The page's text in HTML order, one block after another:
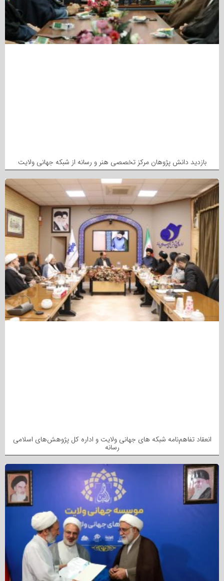
بازدید دانش پژوهان مرکز تخصصی هنر و رسانه از شبکه جهانی ولایت
انعقاد تفاهم‌نامه شبکه های جهانی ولایت و اداره کل پژوهش‌های اسلامی
رسانه